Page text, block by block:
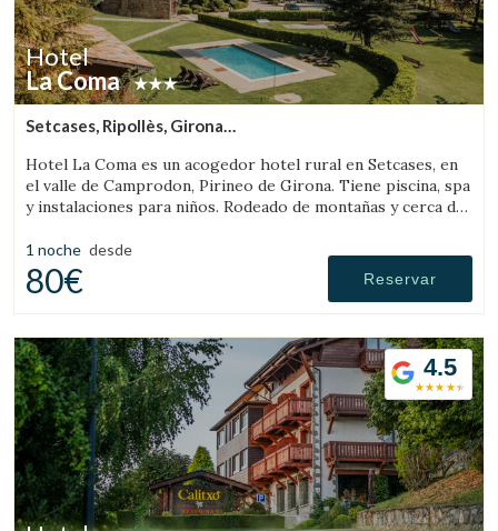
Hotel
La Coma
Setcases, Ripollès, Girona
Hotel La Coma es un acogedor hotel rural en Setcases, en
el valle de Camprodon, Pirineo de Girona. Tiene piscina, spa
y instalaciones para niños. Rodeado de montañas y cerca de
1 noche desde
80€ Reservar
4.5